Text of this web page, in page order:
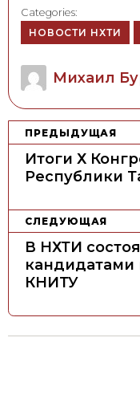
Categories:
НОВОСТИ НХТИ
Author
Михаил
Н
я
п
ПРЕДЫДУЩАЯ
Итоги Х
Республики
СЛЕДУЮЩАЯ
В НХТИ
кандидатами
КНИТУ